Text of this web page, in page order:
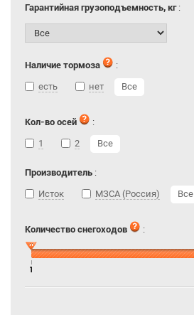
Гарантийная грузоподъемность, кг:
Наличие тормоза
:
есть
нет Все
Кол-во осей
:
1
2 Все
Производитель :
Исток
МЗСА (Россия) Все
Количество снегоходов :
1